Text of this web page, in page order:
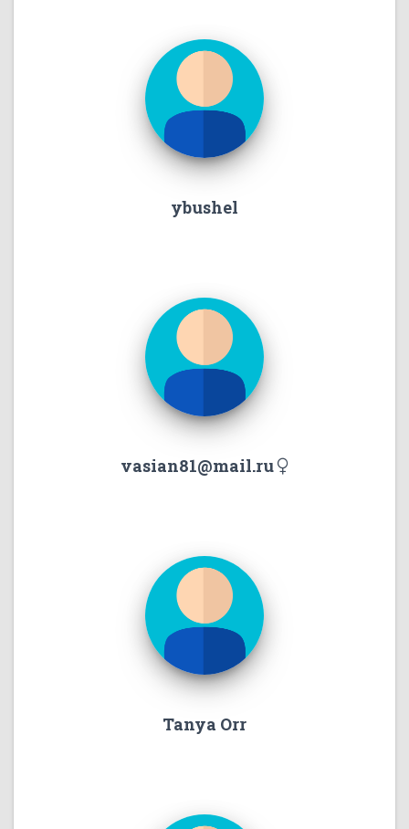
ybushel
vasian81@mail.ru
Tanya Orr